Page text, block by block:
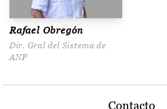
Rafael Obregón
Dir. Gral del Sistema de
ANP
Contacto